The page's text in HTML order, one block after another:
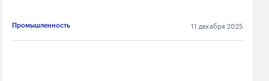
Промышленность 11 декабря 2025